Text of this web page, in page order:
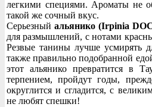
легкими специями. Ароматы не
такой же сочный вкус.
Серьезныйальянико (Irpinia
для размышлений, с нотами
Резвые танины лучше усмирять
также правильно подобранной
этот альянико превратится в
терпением, пройдут годы,
округлится и сгладится, с
не любят спешки!